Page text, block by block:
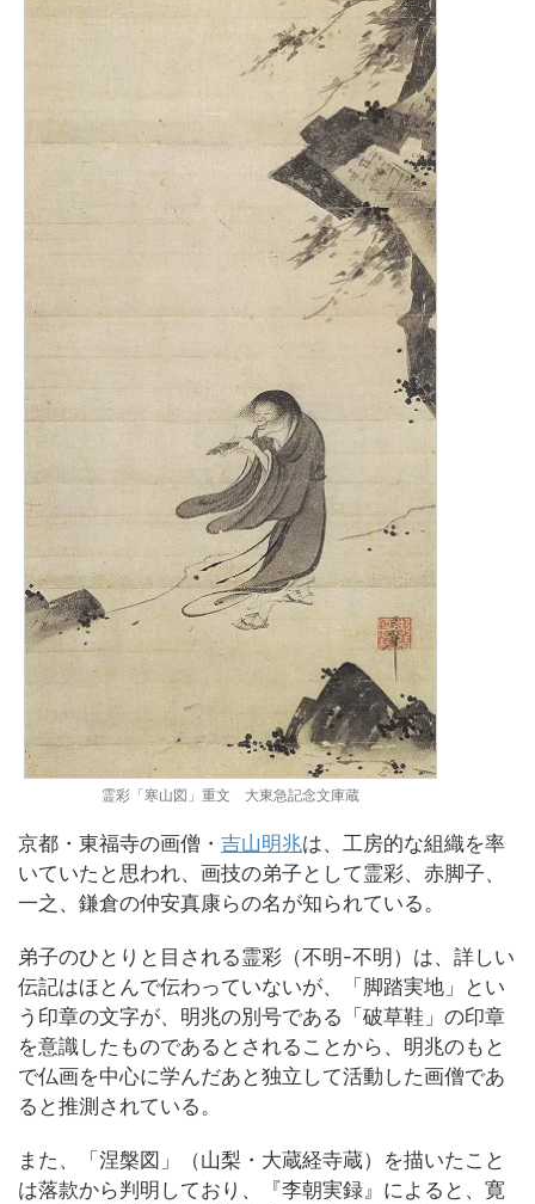
霊彩「寒山図」重文 大東急記念文庫蔵
京都・東福寺の画僧・ 吉山明兆は、工房的な組織を率
いていたと思われ、画技の弟子として霊彩、赤脚子、
一之、鎌倉の仲安真康らの名が知られている。
弟子のひとりと目される霊彩（不明-不明）は、詳しい
伝記はほとんで伝わっていないが、「脚踏実地」とい
う印章の文字が、明兆の別号である「破草鞋」の印章
を意識したものであるとされることから、明兆のもと
で仏画を中心に学んだあと独立して活動した画僧であ
ると推測されている。
また、「涅槃図」（山梨・大蔵経寺蔵）を描いたこと
は落款から判明しており、『李朝実録』によると、寛